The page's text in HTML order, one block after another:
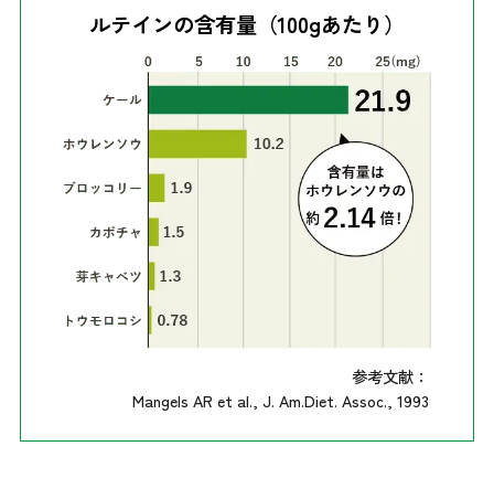
ルテインの含有量（100gあたり）
参考文献：
Mangels AR et al., J. Am.Diet. Assoc., 1993